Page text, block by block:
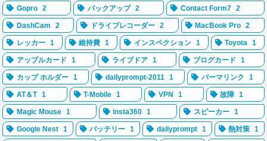
Gopro 2 バックアップ 2 Contact Form7 2
DashCam 2 ドライブレコーダー 2 MacBook Pro 2
レッカー 1 維持費 1 インスペクション 1 Toyota 1
アップルカード 1 ライブドア 1 ブログカード 1
カップ ホルダー 1 dailyprompt-2011 1 パーマリンク 1
AT＆T 1 T-Mobile 1 VPN 1 故障 1
Magic Mouse 1 insta360 1 スピーカー 1
Google Nest 1 バッテリー 1 dailyprompt 1 熱対策 1